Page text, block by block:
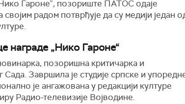
Гароне”, позориште ПАТОС одаје
радом потврђује да су медији један
награде „Нико Гароне“
позоришна критичарка и
Завршила је студије српске и
је ангажована у редакцији културе
Радио-телевизије Војводине.